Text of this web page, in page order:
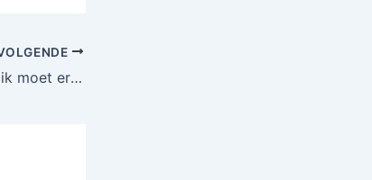
Voetbal moeder… ook ik moet er aan geloven